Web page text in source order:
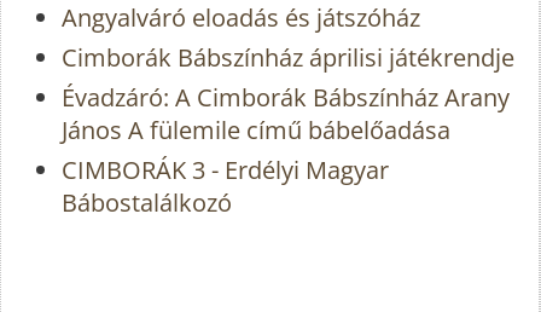
Angyalváró eloadás és játszóház
Cimborák Bábszínház áprilisi játékrendje
Évadzáró: A Cimborák Bábszínház Arany
János A fülemile című bábelőadása
CIMBORÁK 3 - Erdélyi Magyar
Bábostalálkozó